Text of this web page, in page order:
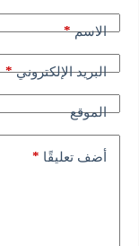
الاسم*
البريد الإلكتروني*
الموقع
أضف تعليقًا *
t
e
t
i